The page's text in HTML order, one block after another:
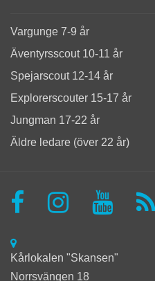
Vargunge 7-9 år
Äventyrsscout 10-11 år
Spejarscout 12-14 år
Explorerscouter 15-17 år
Jungman 17-22 år
Äldre ledare (över 22 år)
Kårlokalen "Skansen"
Norrsvängen 18